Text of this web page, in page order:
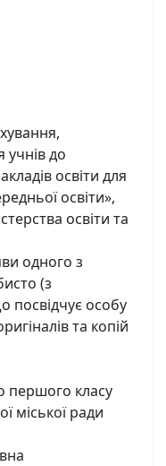
учнів до
освіти для
освіти»,
освіти та
одного з
(з
посвідчує особу
та копій
першого класу
міської ради